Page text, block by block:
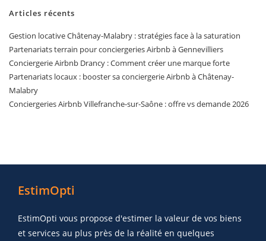
Articles récents
Gestion locative Châtenay-Malabry : stratégies face à la saturation
Partenariats terrain pour conciergeries Airbnb à Gennevilliers
Conciergerie Airbnb Drancy : Comment créer une marque forte
Partenariats locaux : booster sa conciergerie Airbnb à Châtenay-
Malabry
Conciergeries Airbnb Villefranche-sur-Saône : offre vs demande 2026
EstimOpti
EstimOpti vous propose d'estimer la valeur de vos biens
et services au plus près de la réalité en quelques